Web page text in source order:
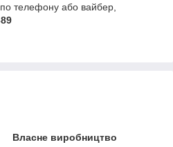
телефону або вайбер,
Власне виробництво